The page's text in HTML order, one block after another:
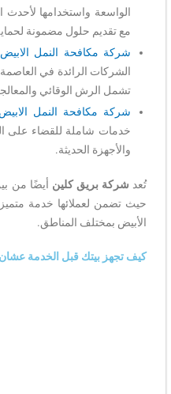
الواسعة واستخدامها لأحدث
مع تقديم حلول مضمونة
شركة مكافحة النمل
الشركات الرائدة في
تشمل الرش الوقائي
شركة مكافحة النمل
خدمات شاملة للقضاء على
والأجهزة الحديثة.
تُعد شركة بريق كلين أيضًا من
حيث تضمن لعملائها خدمة
الأبيض بمختلف المناطق.
كيف تجهز بيتك قبل الخدمة